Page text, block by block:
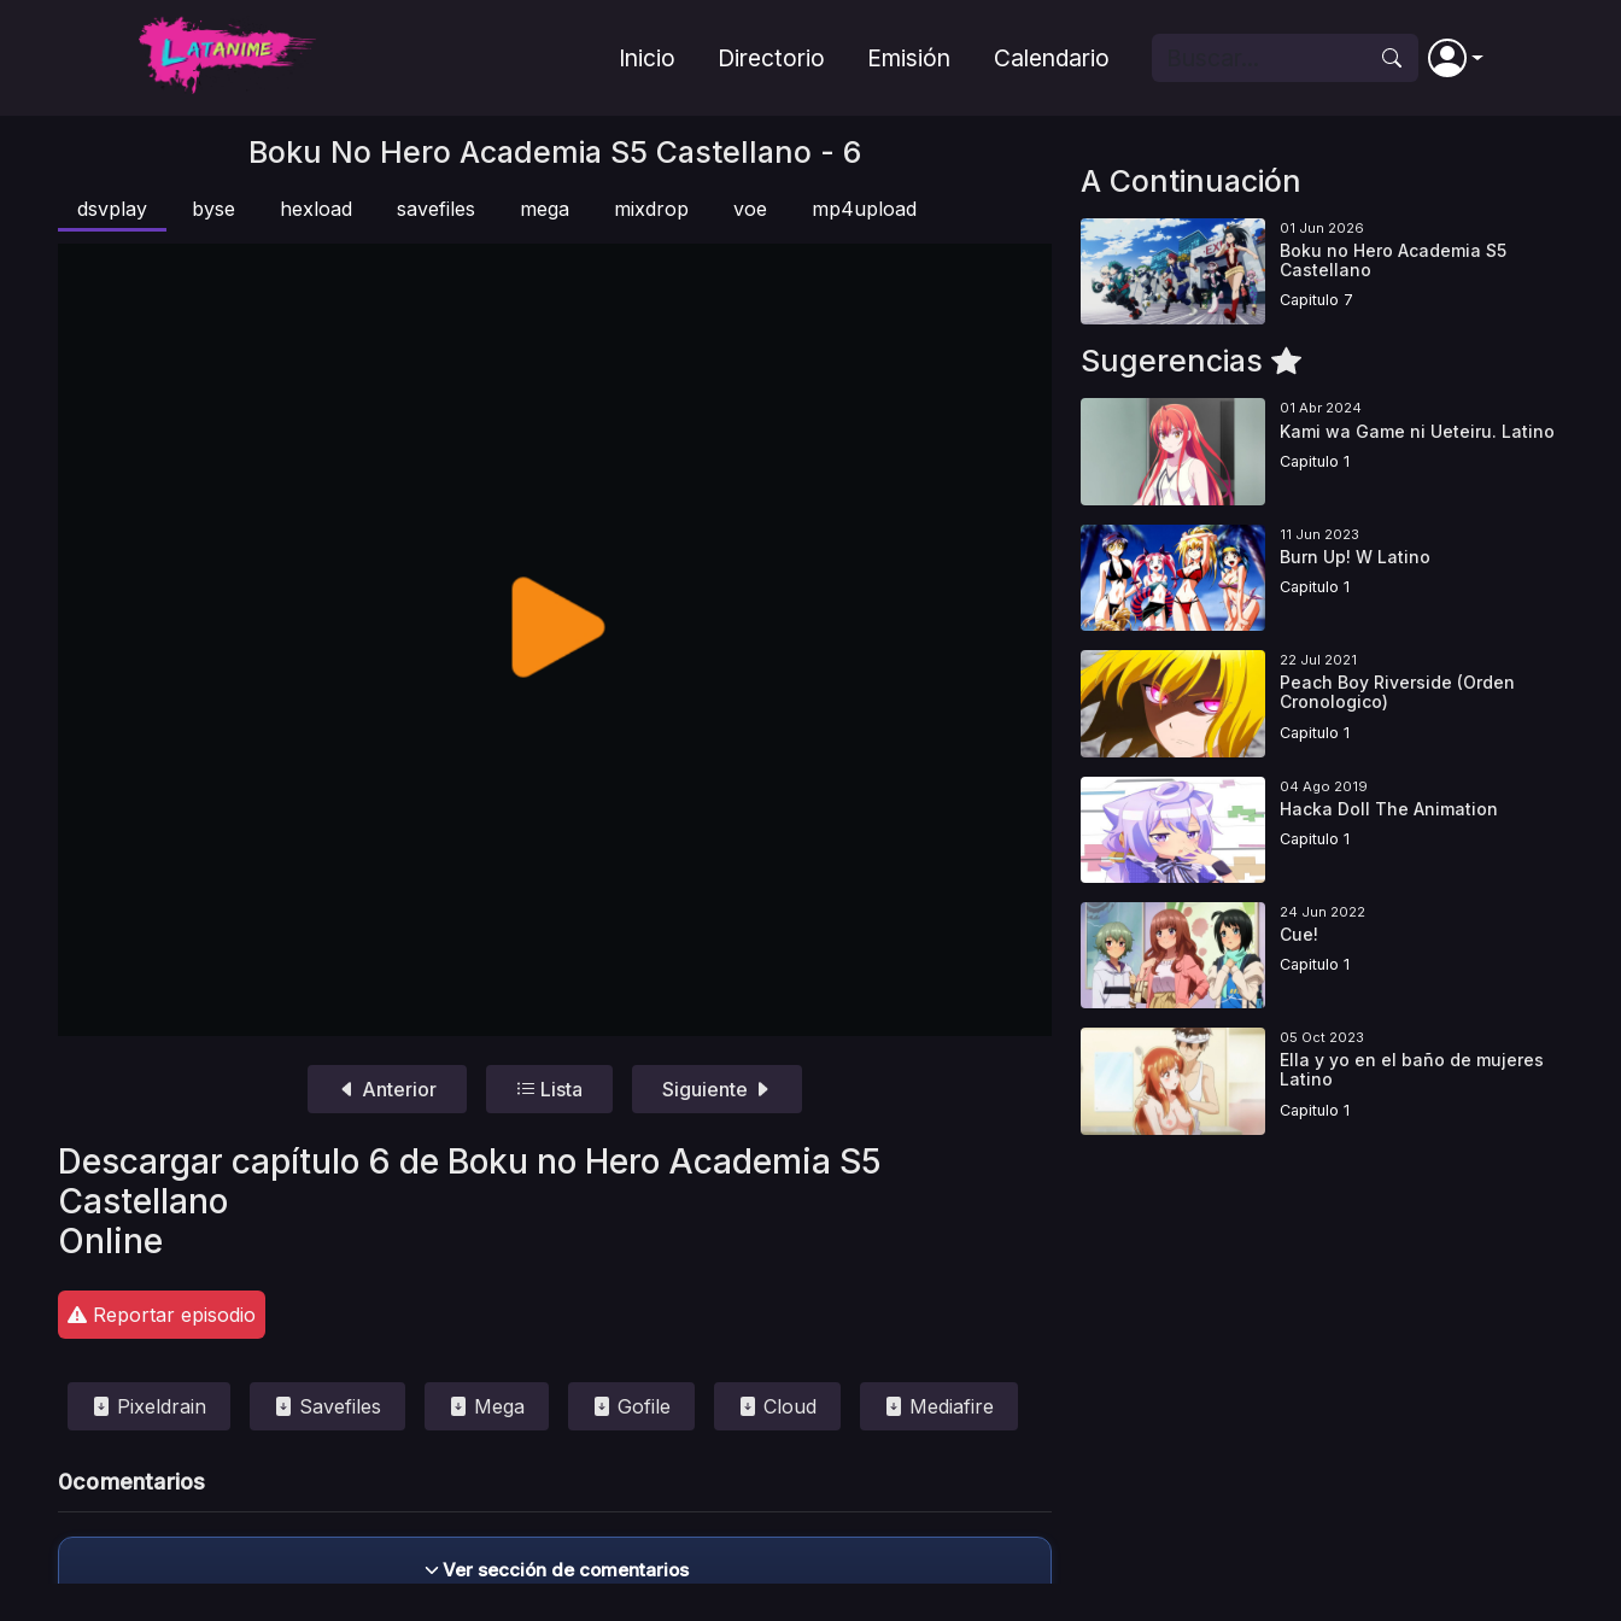
Inicio Directorio Emisión Calendario
Boku No Hero Academia S5 Castellano - 6
dsvplay byse hexload savefiles mega mixdrop voe mp4upload
Anterior Lista Siguiente
Descargar capítulo 6 de Boku no Hero Academia S5
Castellano
Online
Reportar episodio
Pixeldrain Savefiles Mega Gofile Cloud Mediafire
0comentarios
Ver sección de comentarios
A Continuación
01 Jun 2026
Boku no Hero Academia S5
Castellano
Capitulo 7
Sugerencias
01 Abr 2024
Kami wa Game ni Ueteiru. Latino
Capitulo 1
11 Jun 2023
Burn Up! W Latino
Capitulo 1
22 Jul 2021
Peach Boy Riverside (Orden
Cronologico)
Capitulo 1
04 Ago 2019
Hacka Doll The Animation
Capitulo 1
24 Jun 2022
Cue!
Capitulo 1
05 Oct 2023
Ella y yo en el baño de mujeres
Latino
Capitulo 1